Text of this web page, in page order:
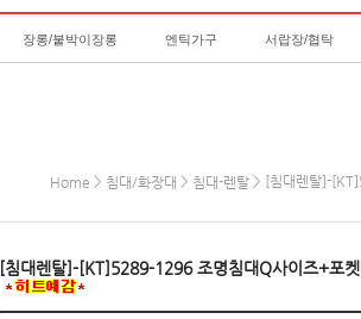
장롱/붙박이장롱 엔틱가구 서랍장/협탁
Home > 침대/화장대 > 침대-렌탈 > [침대렌탈]-
[침대렌탈]-[KT]5289-1296 조명침대Q사이즈+포